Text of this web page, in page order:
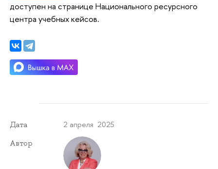
доступен на странице Национального ресурсного
центра учебных кейсов.
Дата 2 апреля 2025
Автор